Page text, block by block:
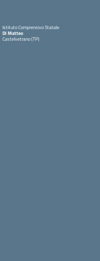
Istituto Comprensivo Statale
Di Matteo
Castelvetrano (TP)